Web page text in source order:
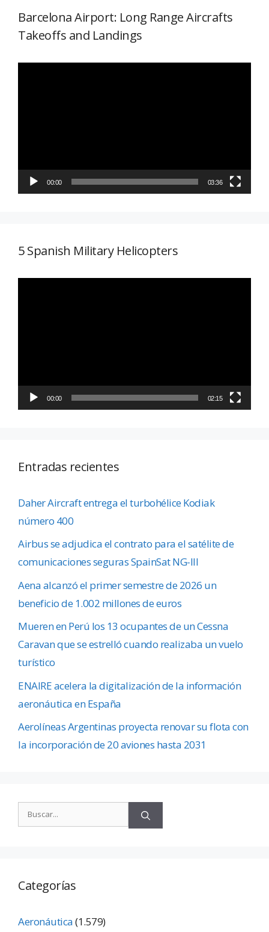
Barcelona Airport: Long Range Aircrafts
Takeoffs and Landings
00:00 03:36
5 Spanish Military Helicopters
00:00 02:15
Entradas recientes
Daher Aircraft entrega el turbohélice Kodiak
número 400
Airbus se adjudica el contrato para el satélite de
comunicaciones seguras SpainSat NG-III
Aena alcanzó el primer semestre de 2026 un
beneficio de 1.002 millones de euros
Mueren en Perú los 13 ocupantes de un Cessna
Caravan que se estrelló cuando realizaba un vuelo
turístico
ENAIRE acelera la digitalización de la información
aeronáutica en España
Aerolíneas Argentinas proyecta renovar su flota con
la incorporación de 20 aviones hasta 2031
Categorías
Aeronáutica(1.579)